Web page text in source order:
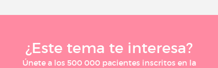
¿Este tema te interesa?
Únete a los 500 000 pacientes inscritos en la